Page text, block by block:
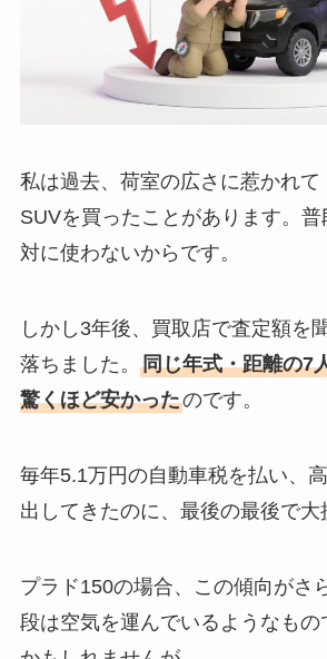
私は過去、荷室の広さに惹かれて
SUVを買ったことがあります。
対に使わないからです。
しかし3年後、買取店で査定額を
落ちました。 同じ年式・距離の7
驚くほど安かったのです。
毎年5.1万円の自動車税を払い、
出してきたのに、最後の最後で大
プラド150の場合、この傾向がさ
段は空気を運んでいるようなもの